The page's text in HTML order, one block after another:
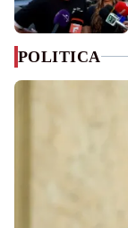
POLITICA